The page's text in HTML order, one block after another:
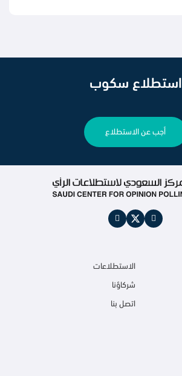
استطلاع سكوب
أجب عن الاستطلاع
الاستطلاعات
شركاؤنا
اتصل بنا